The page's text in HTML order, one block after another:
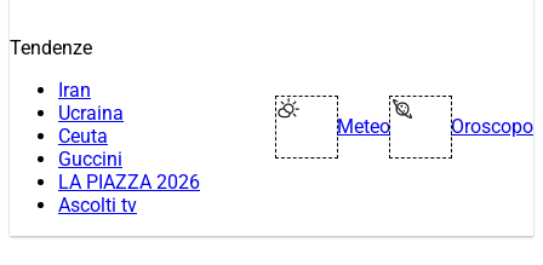
Tendenze
Iran
Ucraina
Ceuta
Guccini
LA PIAZZA 2026
Ascolti tv
Meteo Oroscopo